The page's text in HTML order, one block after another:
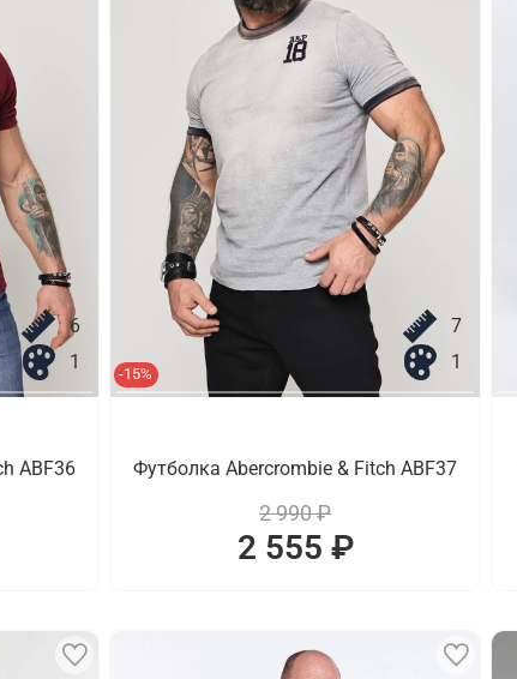
6
1
ABF36
-15%
7
1
Футболка Abercrombie & Fitch ABF37
2 990 ₽
2 555 ₽